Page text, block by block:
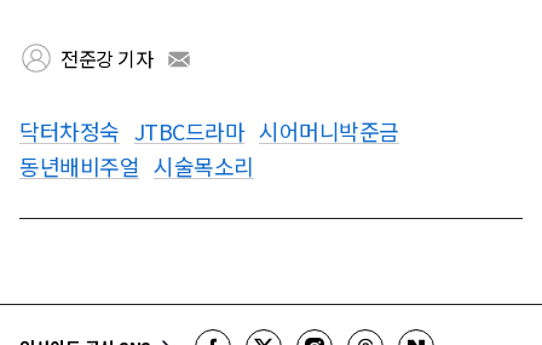
전준강 기자
닥터차정숙 JTBC드라마 시어머니박준금
동년배비주얼 시술목소리